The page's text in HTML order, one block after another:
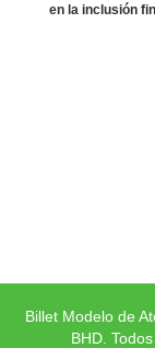
ayuda@billet.do
Preguntas
en la inclusión
Billet Modelo de
BHD.